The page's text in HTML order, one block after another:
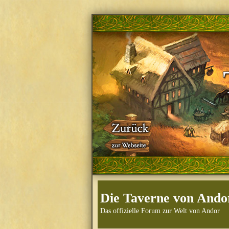
Die Taverne von
Das offizielle Forum zur Welt von Andor